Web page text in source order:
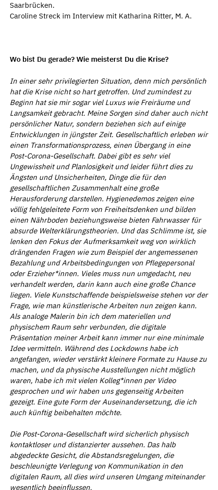
Saarbrücken.
Caroline Streck im Interview mit Katharina Ritter, M. A.
Wo bist Du gerade? Wie meisterst Du die Krise?
In einer sehr privilegierten Situation, denn mich persönlich
hat die Krise nicht so hart getroffen. Und zumindest zu
Beginn hat sie mir sogar viel Luxus wie Freiräume und
Langsamkeit gebracht. Meine Sorgen sind daher auch nicht
persönlicher Natur, sondern beziehen sich auf einige
Entwicklungen in jüngster Zeit. Gesellschaftlich erleben wir
einen Transformationsprozess, einen Übergang in eine
Post-Corona-Gesellschaft. Dabei gibt es sehr viel
Ungewissheit und Planlosigkeit und leider führt dies zu
Ängsten und Unsicherheiten, Dinge die für den
gesellschaftlichen Zusammenhalt eine große
Herausforderung darstellen. Hygienedemos zeigen eine
völlig fehlgeleitete Form von Freiheitsdenken und bilden
einen Nährboden beziehungsweise bieten Fahrwasser für
absurde Welterklärungstheorien. Und das Schlimme ist, sie
lenken den Fokus der Aufmerksamkeit weg von wirklich
drängenden Fragen wie zum Beispiel der angemessenen
Bezahlung und Arbeitsbedingungen von Pflegepersonal
oder Erzieher*innen. Vieles muss nun umgedacht, neu
verhandelt werden, darin kann auch eine große Chance
liegen. Viele Kunstschaffende beispielsweise stehen vor der
Frage, wie man künstlerische Arbeiten nun zeigen kann.
Als analoge Malerin bin ich dem materiellen und
physischem Raum sehr verbunden, die digitale
Präsentation meiner Arbeit kann immer nur eine minimale
Idee vermitteln. Während des Lockdowns habe ich
angefangen, wieder verstärkt kleinere Formate zu Hause zu
machen, und da physische Ausstellungen nicht möglich
waren, habe ich mit vielen Kolleg*innen per Video
gesprochen und wir haben uns gegenseitig Arbeiten
gezeigt. Eine gute Form der Auseinandersetzung, die ich
auch künftig beibehalten möchte.
Die Post-Corona-Gesellschaft wird sicherlich physisch
kontaktloser und distanzierter aussehen. Das halb
abgedeckte Gesicht, die Abstandsregelungen, die
beschleunigte Verlegung von Kommunikation in den
digitalen Raum, all dies wird unseren Umgang miteinander
wesentlich beeinflussen.